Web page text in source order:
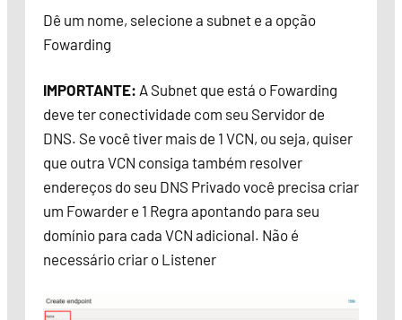
Dê um nome, selecione a subnet e a opção
Fowarding
IMPORTANTE: A Subnet que está o Fowarding
deve ter conectividade com seu Servidor de
DNS. Se você tiver mais de 1 VCN, ou seja, quiser
que outra VCN consiga também resolver
endereços do seu DNS Privado você precisa criar
um Fowarder e 1 Regra apontando para seu
domínio para cada VCN adicional. Não é
necessário criar o Listener